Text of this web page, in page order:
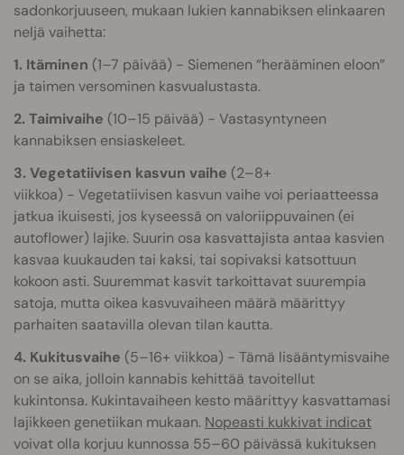
sadonkorjuuseen, mukaan lukien kannabiksen elinkaaren
neljä vaihetta:
1. Itäminen (1–7 päivää) - Siemenen “herääminen eloon”
ja taimen versominen kasvualustasta.
2. Taimivaihe (10–15 päivää) - Vastasyntyneen
kannabiksen ensiaskeleet.
3. Vegetatiivisen kasvun vaihe (2–8+
viikkoa) - Vegetatiivisen kasvun vaihe voi periaatteessa
jatkua ikuisesti, jos kyseessä on valoriippuvainen (ei
autoflower) lajike. Suurin osa kasvattajista antaa kasvien
kasvaa kuukauden tai kaksi, tai sopivaksi katsottuun
kokoon asti. Suuremmat kasvit tarkoittavat suurempia
satoja, mutta oikea kasvuvaiheen määrä määrittyy
parhaiten saatavilla olevan tilan kautta.
4. Kukitusvaihe (5–16+ viikkoa) - Tämä lisääntymisvaihe
on se aika, jolloin kannabis kehittää tavoitellut
kukintonsa. Kukintavaiheen kesto määrittyy kasvattamasi
lajikkeen genetiikan mukaan. Nopeasti kukkivat indicat
voivat olla korjuu kunnossa 55–60 päivässä kukituksen